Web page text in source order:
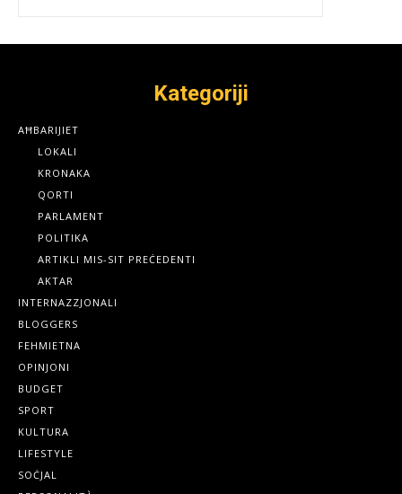
Kategoriji
AĦBARIJIET
LOKALI
KRONAKA
QORTI
PARLAMENT
POLITIKA
ARTIKLI MIS-SIT PREĊEDENTI
AKTAR
INTERNAZZJONALI
BLOGGERS
FEHMIETNA
OPINJONI
BUDGET
SPORT
KULTURA
LIFESTYLE
SOĊJAL